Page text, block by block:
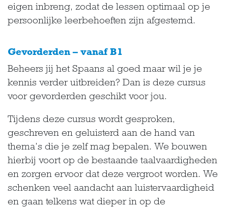
eigen inbreng, zodat de lessen optimaal op je
persoonlijke leerbehoeften zijn afgestemd.
Gevorderden – vanaf B1
Beheers jij het Spaans al goed maar wil je je
kennis verder uitbreiden? Dan is deze cursus
voor gevorderden geschikt voor jou.
Tijdens deze cursus wordt gesproken,
geschreven en geluisterd aan de hand van
thema’s die je zelf mag bepalen. We bouwen
hierbij voort op de bestaande taalvaardigheden
en zorgen ervoor dat deze vergroot worden. We
schenken veel aandacht aan luistervaardigheid
en gaan telkens wat dieper in op de